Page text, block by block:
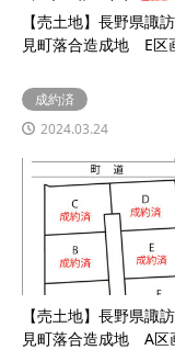
【売土地】長野県諏
見町落合造成地 E区
成約済
2024.03.24
【売土地】長野県諏
見町落合造成地 A区